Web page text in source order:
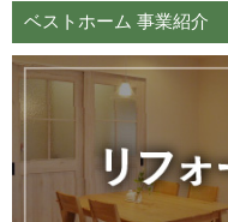
ベストホーム 事業紹介